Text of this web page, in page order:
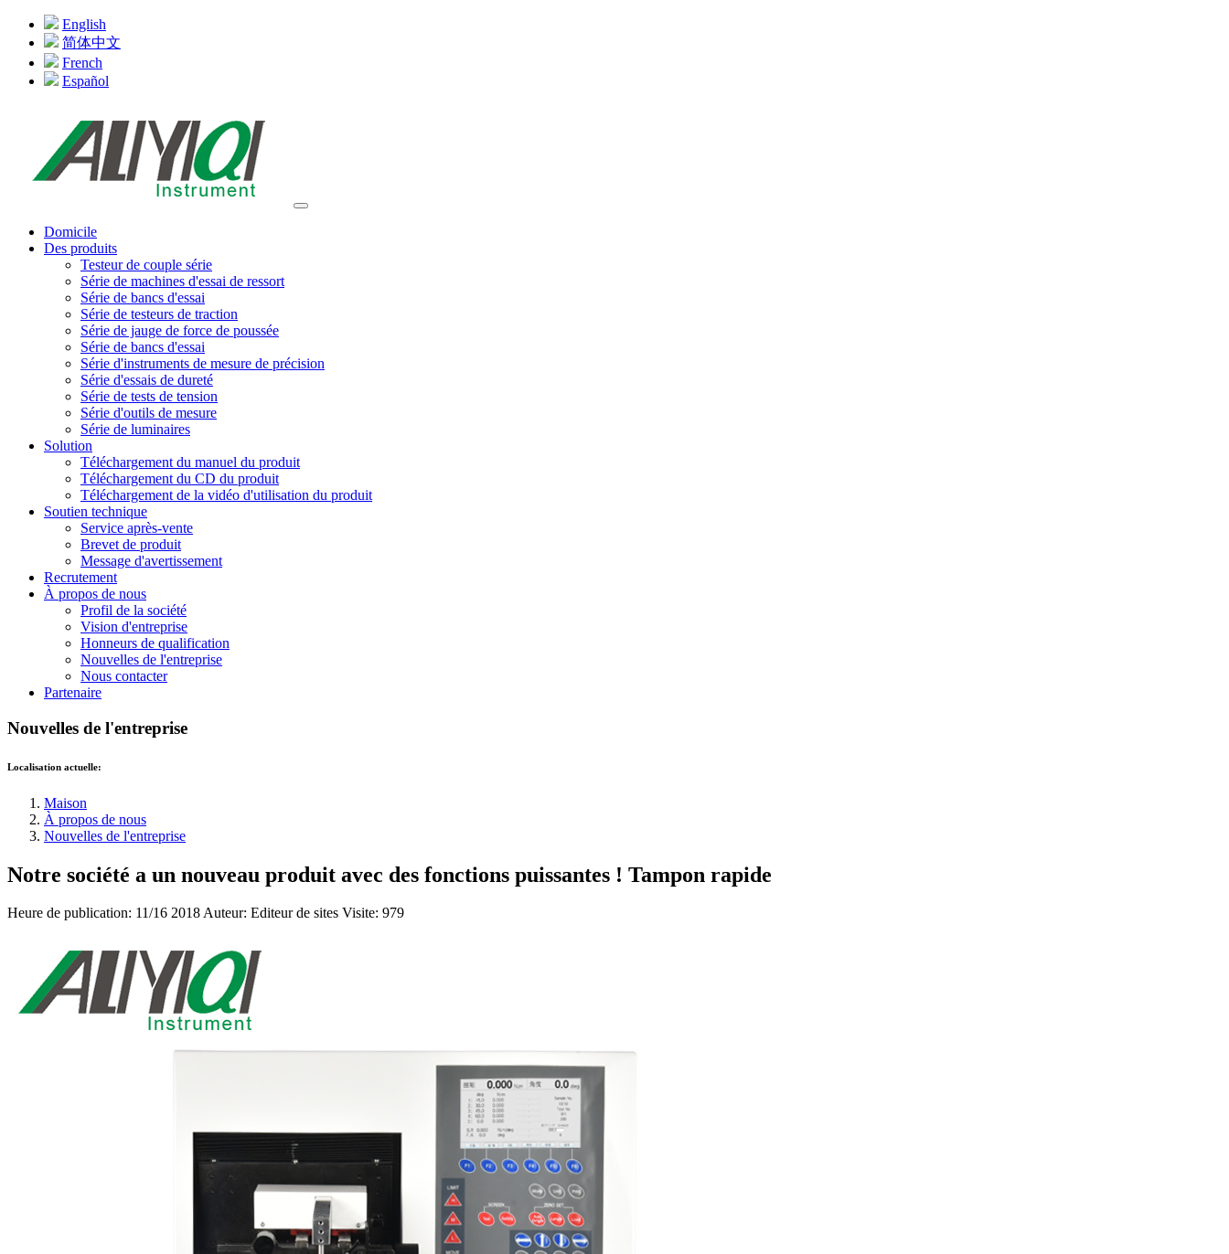
English
简体中文
French
Español
Domicile
Des produits
Testeur de couple série
Série de machines d'essai de ressort
Série de bancs d'essai
Série de testeurs de traction
Série de jauge de force de poussée
Série de bancs d'essai
Série d'instruments de mesure de précision
Série d'essais de dureté
Série de tests de tension
Série d'outils de mesure
Série de luminaires
Solution
Téléchargement du manuel du produit
Téléchargement du CD du produit
Téléchargement de la vidéo d'utilisation du produit
Soutien technique
Service après-vente
Brevet de produit
Message d'avertissement
Recrutement
À propos de nous
Profil de la société
Vision d'entreprise
Honneurs de qualification
Nouvelles de l'entreprise
Nous contacter
Partenaire
Nouvelles de l'entreprise
Localisation actuelle:
Maison
À propos de nous
Nouvelles de l'entreprise
Notre société a un nouveau produit avec des fonctions puissantes ! Tampon rapide
Heure de publication: 11/16 2018Auteur: Editeur de sites Visite: 979